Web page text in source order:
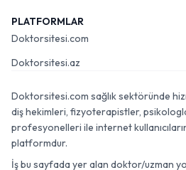
PLATFORMLAR
Doktorsitesi.com
Doktorsitesi.az
Doktorsitesi.com sağlık sektöründe
diş hekimleri, fizyoterapistler,
profesyonelleri ile internet
platformdur.
İş bu sayfada yer alan doktor/uzman